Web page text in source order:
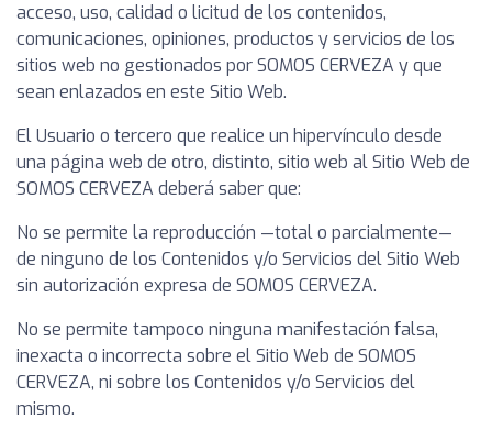
acceso, uso, calidad o licitud de los contenidos,
comunicaciones, opiniones, productos y servicios de los
sitios web no gestionados por SOMOS CERVEZA y que
sean enlazados en este Sitio Web.
El Usuario o tercero que realice un hipervínculo desde
una página web de otro, distinto, sitio web al Sitio Web de
SOMOS CERVEZA deberá saber que:
No se permite la reproducción —total o parcialmente—
de ninguno de los Contenidos y/o Servicios del Sitio Web
sin autorización expresa de SOMOS CERVEZA.
No se permite tampoco ninguna manifestación falsa,
inexacta o incorrecta sobre el Sitio Web de SOMOS
CERVEZA, ni sobre los Contenidos y/o Servicios del
mismo.